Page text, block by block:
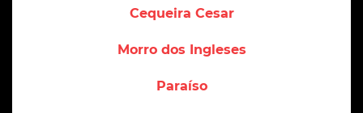
Cequeira Cesar
Morro dos Ingleses
Paraíso